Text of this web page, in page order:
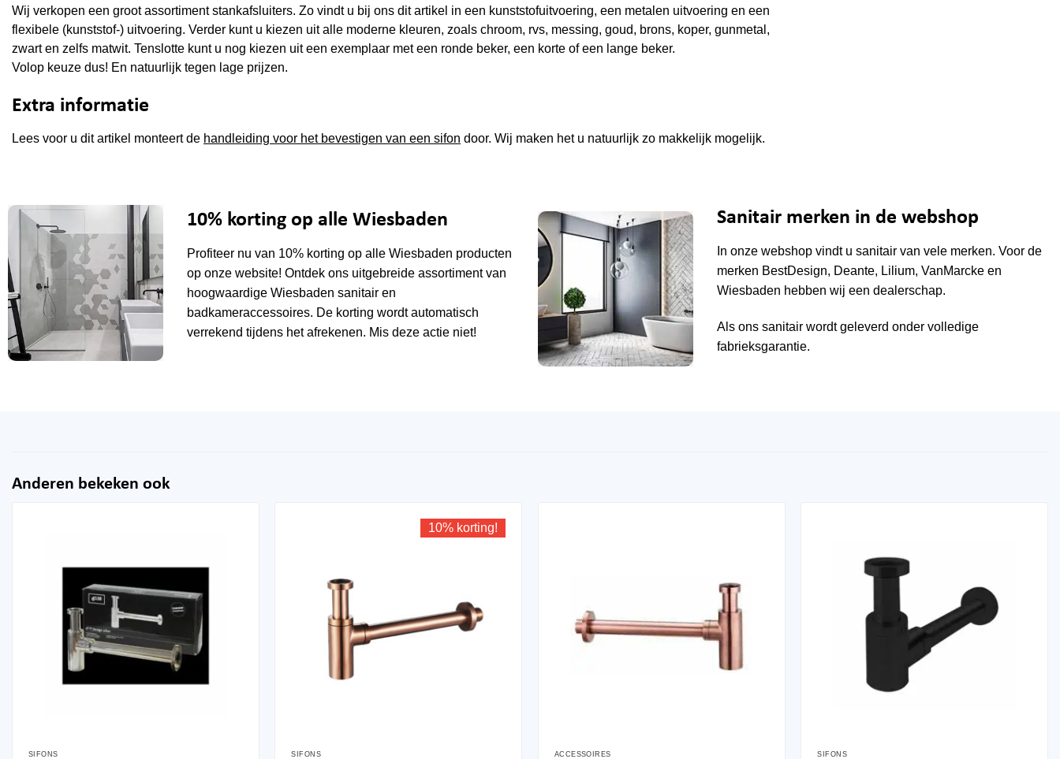
Wij verkopen een groot assortiment stankafsluiters. Zo vindt u bij ons dit artikel in een kunststofuitvoering, een metalen uitvoering en een
flexibele (kunststof-) uitvoering. Verder kunt u kiezen uit alle moderne kleuren, zoals chroom, rvs, messing, goud, brons, koper, gunmetal,
zwart en zelfs matwit. Tenslotte kunt u nog kiezen uit een exemplaar met een ronde beker, een korte of een lange beker.
Volop keuze dus! En natuurlijk tegen lage prijzen.
Extra informatie
Lees voor u dit artikel monteert de handleiding voor het bevestigen van een sifon door. Wij maken het u natuurlijk zo makkelijk mogelijk.
10% korting op alle Wiesbaden
Profiteer nu van 10% korting op alleWiesbaden producten
op onze website! Ontdek ons uitgebreide assortiment van
hoogwaardige Wiesbaden sanitair en
badkameraccessoires. De korting wordt automatisch
verrekend tijdens het afrekenen. Mis deze actie niet!
Sanitair merken in de webshop
In onze webshop vindt u sanitair van vele merken. Voor de
merken BestDesign, Deante, Lilium,VanMarcke en
Wiesbaden hebben wij een dealerschap.
Als ons sanitair wordt geleverd onder volledige
fabrieksgarantie.
Anderen bekeken ook
SIFONS
10% korting!
SIFONS ACCESSOIRES SIFONS